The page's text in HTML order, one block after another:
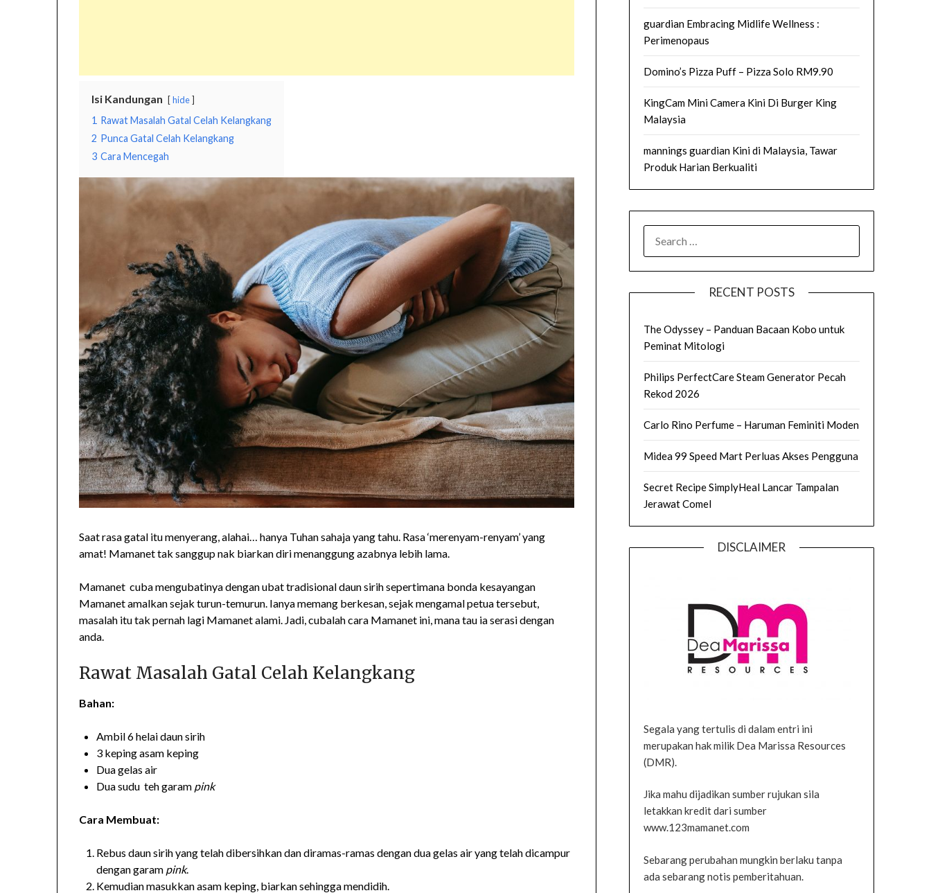
Isi Kandungan hide
1 Rawat Masalah Gatal Celah Kelangkang
2 Punca Gatal Celah Kelangkang
3 Cara Mencegah
Saat rasa gatal itu menyerang, alahai… hanya Tuhan sahaja yang tahu. Rasa ‘merenyam-renyam’ yang
amat! Mamanet tak sanggup nak biarkan diri menanggung azabnya lebih lama.
Mamanet cuba mengubatinya dengan ubat tradisional daun sirih sepertimana bonda kesayangan
Mamanet amalkan sejak turun-temurun. Ianya memang berkesan, sejak mengamal petua tersebut,
masalah itu tak pernah lagi Mamanet alami. Jadi, cubalah cara Mamanet ini, mana tau ia serasi dengan
anda.
Rawat Masalah Gatal Celah Kelangkang
Bahan:
Ambil 6 helai daun sirih
3 keping asam keping
Dua gelas air
Dua sudu teh garam pink
Cara Membuat:
Rebus daun sirih yang telah dibersihkan dan diramas-ramas dengan dua gelas air yang telah dicampur
dengan garam pink.
Kemudian masukkan asam keping, biarkan sehingga mendidih.
guardian Embracing Midlife Wellness :
Perimenopaus
Domino’s Pizza Puff – Pizza Solo RM9.90
KingCam Mini Camera Kini Di Burger King
Malaysia
mannings guardian Kini di Malaysia, Tawar
Produk Harian Berkualiti
FOR:
RECENT POSTS
The Odyssey – Panduan Bacaan Kobo untuk
Peminat Mitologi
Philips PerfectCare Steam Generator Pecah
Rekod 2026
Carlo Rino Perfume – Haruman Feminiti Moden
Midea 99 Speed Mart Perluas Akses Pengguna
Secret Recipe SimplyHeal Lancar Tampalan
Jerawat Comel
DISCLAIMER
Segala yang tertulis di dalam entri ini
merupakan hak milik Dea Marissa Resources
(DMR).
Jika mahu dijadikan sumber rujukan sila
letakkan kredit dari sumber
www.123mamanet.com
Sebarang perubahan mungkin berlaku tanpa
ada sebarang notis pemberitahuan.